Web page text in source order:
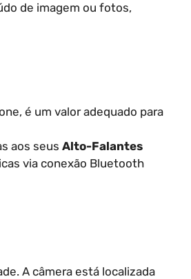
de imagem ou fotos,
é um valor adequado para
aos seus Alto-Falantes
via conexão Bluetooth
A câmera está localizada